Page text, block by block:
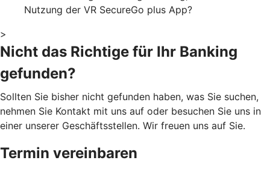
Nutzung der VR SecureGo plus App?
>
Nicht das Richtige für Ihr Banking
gefunden?
Sollten Sie bisher nicht gefunden haben, was Sie suchen,
nehmen Sie Kontakt mit uns auf oder besuchen Sie uns in
einer unserer Geschäftsstellen. Wir freuen uns auf Sie.
Termin vereinbaren